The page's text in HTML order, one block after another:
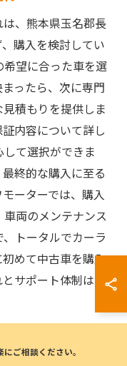
、熊本県玉名郡長
購入を検討してい
望に合った車を選
ったら、次に専門
積もりを提供しま
内容について詳し
て選択ができま
終的な購入に至る
ーターでは、購入
両のメンテナンス
トータルでカーラ
めて中古車を購入
サポート体制は大
ご相談ください。